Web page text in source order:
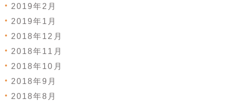
2019年2月
2019年1月
2018年12月
2018年11月
2018年10月
2018年9月
2018年8月